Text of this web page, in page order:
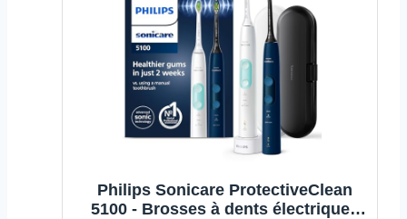
Philips Sonicare ProtectiveClean
5100 - Brosses à dents électriques